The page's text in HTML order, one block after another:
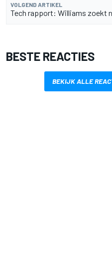
VOLGEND ARTIKEL
Tech rapport: Williams zoekt
BESTE REACTIES
BEKIJK ALLE